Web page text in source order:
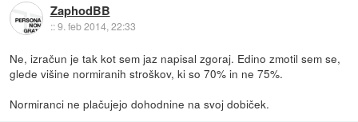
ZaphodBB
::9. feb 2014, 22:33
Ne, izračun je tak kot sem jaz napisal zgoraj. Edino zmotil sem se,
glede višine normiranih stroškov, ki so 70% in ne 75%.
Normiranci ne plačujejo dohodnine na svoj dobiček.